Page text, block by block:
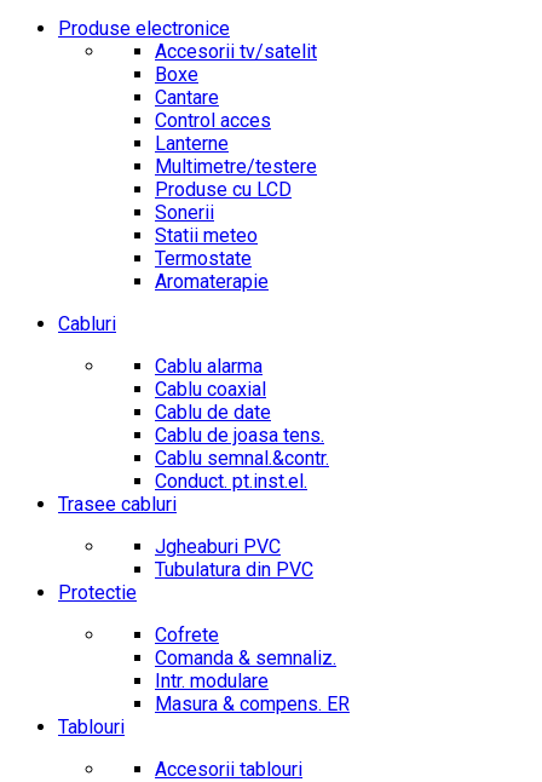
Produse electronice
Accesorii tv/satelit
Boxe
Cantare
Control acces
Lanterne
Multimetre/testere
Produse cu LCD
Sonerii
Statii meteo
Termostate
Aromaterapie
Cabluri
Cablu alarma
Cablu coaxial
Cablu de date
Cablu de joasa tens.
Cablu semnal.&contr.
Conduct. pt.inst.el.
Trasee cabluri
Jgheaburi PVC
Tubulatura din PVC
Protectie
Cofrete
Comanda & semnaliz.
Intr. modulare
Masura & compens. ER
Tablouri
Accesorii tablouri